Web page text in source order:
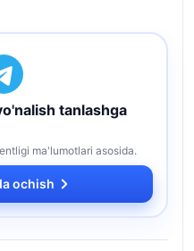
tanlashga
ma'lumotlari asosida.
ochish